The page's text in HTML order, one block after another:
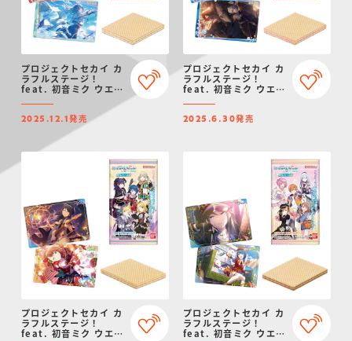
プロジェクトセカイ カ
ラフルステージ！
feat. 初音ミク ウエハ
2025.12.1発売
プロジェクトセカイ カ
ラフルステージ！
feat. 初音ミク ウエハ
2025.6.30発売
プロジェクトセカイ カ
ラフルステージ！
feat. 初音ミク ウエハ
プロジェクトセカイ カ
ラフルステージ！
feat. 初音ミク ウエハ